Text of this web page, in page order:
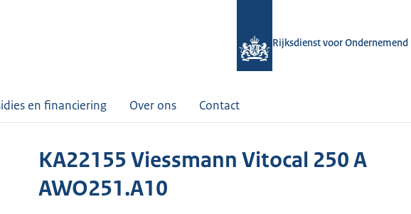
Rijksdienst voor Ondernemend
en financiering Over ons Contact
KA22155 Viessmann Vitocal 250 A
AWO251.A10